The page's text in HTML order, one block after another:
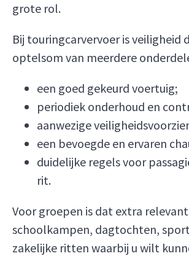
grote rol.
Bij touringcarvervoer is veiligheid
optelsom van meerdere
een goed gekeurd voertuig;
periodiek onderhoud en
aanwezige
een bevoegde en ervaren
duidelijke regels voor
rit.
Voor groepen is dat extra
schoolkampen, dagtochten,
zakelijke ritten waarbij u wilt